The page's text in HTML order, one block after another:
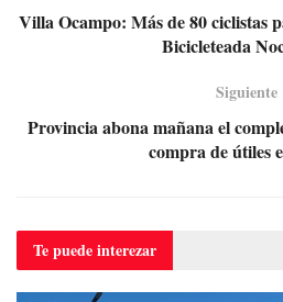
Villa Ocampo: Más de 80 ciclistas
Bicicleteada
Siguiente
Provincia abona mañana el
compra de útiles
Te puedeinterezar